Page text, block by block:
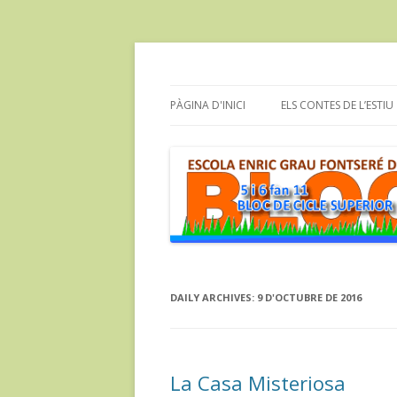
PÀGINA D'INICI ELS CONTES DE L’ESTIU
DAILY ARCHIVES: 9 D'OCTUBRE DE 2016
La Casa Misteriosa